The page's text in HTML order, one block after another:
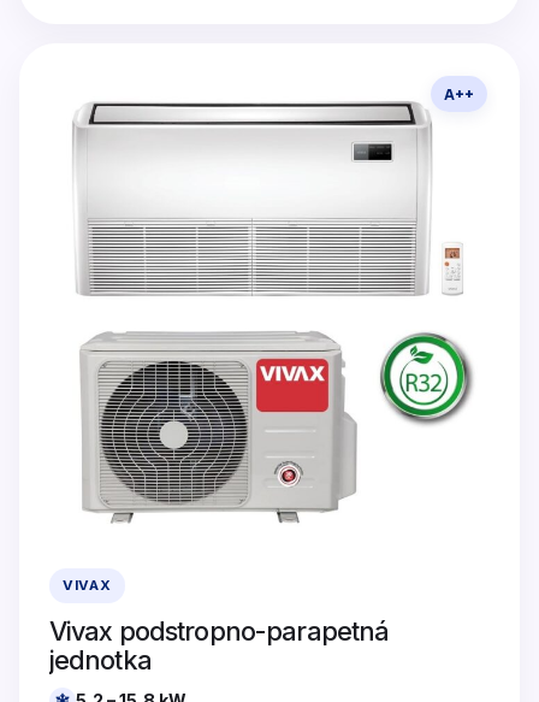
A++
VIVAX
Vivax podstropno-parapetná
jednotka